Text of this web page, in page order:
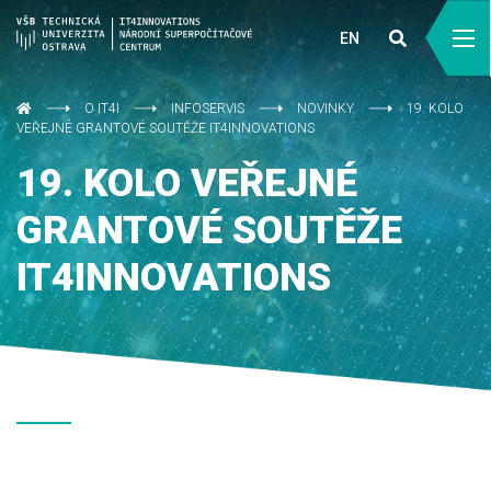
EN
O IT4I INFOSERVIS NOVINKY
19. KOLO
VEŘEJNÉ GRANTOVÉ SOUTĚŽE IT4INNOVATIONS
19. KOLO VEŘEJNÉ
GRANTOVÉ SOUTĚŽE
IT4INNOVATIONS